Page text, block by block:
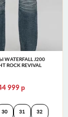
32" Rock Revival
J200
ROCK REVIVAL
999р
Джинсы
30 31 32